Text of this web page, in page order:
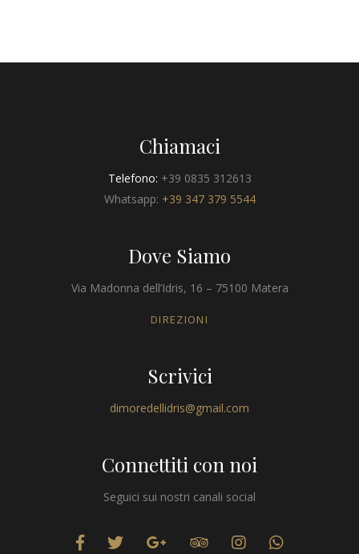
Chiamaci
Telefono: +39 0835 312613
Whatsapp: +39 347 379 5544
Dove Siamo
Via Madonna dell’Idris, 16 – 75100 Matera
DIREZIONI
Scrivici
dimoredellidris@gmail.com
Connettiti con noi
Seguici sui nostri canali social